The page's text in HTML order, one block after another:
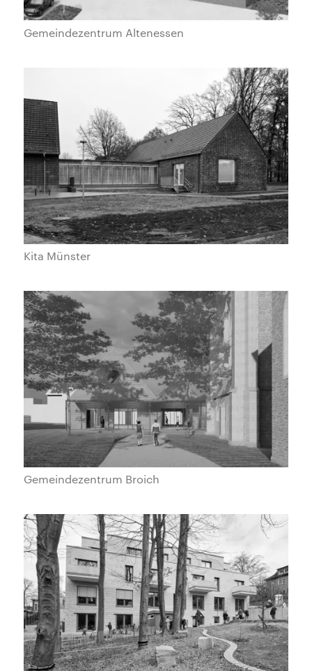
Gemeindezentrum Altenessen
Kita Münster
Gemeindezentrum Broich